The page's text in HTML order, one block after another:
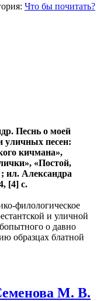
Что бы почитать?
Песнь о моей
уличных песен:
кичмана»,
«Постой,
ил. Александра
[4] с.
филологическое
и уличной
о давно
образцах блатной
М. В.